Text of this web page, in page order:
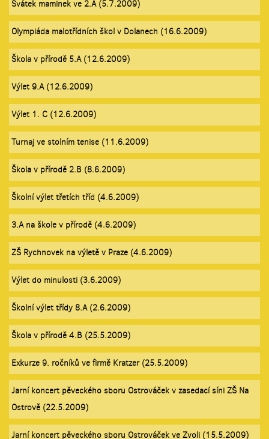
Svátek maminek ve 2.A (5.7.2009)
Olympiáda malotřídních škol v Dolanech (16.6.2009)
Škola v přírodě 5.A (12.6.2009)
Výlet 9.A (12.6.2009)
Výlet 1. C (12.6.2009)
Turnaj ve stolním tenise (11.6.2009)
Škola v přírodě 2.B (8.6.2009)
Školní výlet třetích tříd (4.6.2009)
3.A na škole v přírodě (4.6.2009)
ZŠ Rychnovek na výletě v Praze (4.6.2009)
Výlet do minulosti (3.6.2009)
Školní výlet třídy 8.A (2.6.2009)
Škola v přírodě 4.B (25.5.2009)
Exkurze 9. ročníků ve firmě Kratzer (25.5.2009)
Jarní koncert pěveckého sboru Ostrováček v zasedací síni ZŠ Na
Ostrově (22.5.2009)
Jarní koncert pěveckého sboru Ostrováček ve Zvoli (15.5.2009)